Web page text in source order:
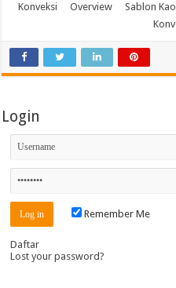
Konveksi
Overview
Sablon
Login
Remember Me
Daftar
Lost your password?